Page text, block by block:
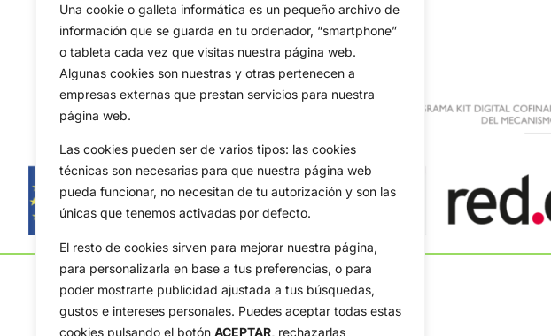
Una cookie o galleta informática es un pequeño archivo de
información que se guarda en tu ordenador, “smartphone”
o tableta cada vez que visitas nuestra página web.
Algunas cookies son nuestras y otras pertenecen a
empresas externas que prestan servicios para nuestra
página web.
Las cookies pueden ser de varios tipos: las cookies
técnicas son necesarias para que nuestra página web
pueda funcionar, no necesitan de tu autorización y son las
únicas que tenemos activadas por defecto.
El resto de cookies sirven para mejorar nuestra página,
para personalizarla en base a tus preferencias, o para
poder mostrarte publicidad ajustada a tus búsquedas,
gustos e intereses personales. Puedes aceptar todas estas
cookies pulsando el botón ACEPTAR, rechazarlas